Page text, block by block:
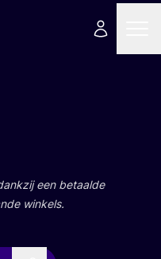
een betaal­de
winkels.